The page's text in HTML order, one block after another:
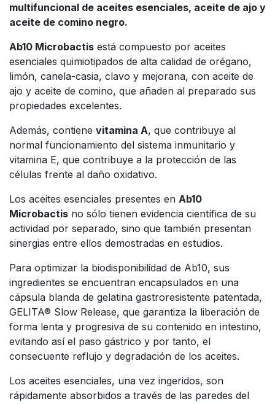
multifuncional de aceites esenciales, aceite de ajo y
aceite de comino negro.
Ab10 Microbactis está compuesto por aceites
esenciales quimiotipados de alta calidad de orégano,
limón, canela-casia, clavo y mejorana, con aceite de
ajo y aceite de comino, que añaden al preparado sus
propiedades excelentes.
Además, contiene vitamina A, que contribuye al
normal funcionamiento del sistema inmunitario y
vitamina E, que contribuye a la protección de las
células frente al daño oxidativo.
Los aceites esenciales presentes en Ab10
Microbactis no sólo tienen evidencia científica de su
actividad por separado, sino que también presentan
sinergias entre ellos demostradas en estudios.
Para optimizar la biodisponibilidad de Ab10, sus
ingredientes se encuentran encapsulados en una
cápsula blanda de gelatina gastroresistente patentada,
GELITA® Slow Release, que garantiza la liberación de
forma lenta y progresiva de su contenido en intestino,
evitando así el paso gástrico y por tanto, el
consecuente reflujo y degradación de los aceites.
Los aceites esenciales, una vez ingeridos, son
rápidamente absorbidos a través de las paredes del